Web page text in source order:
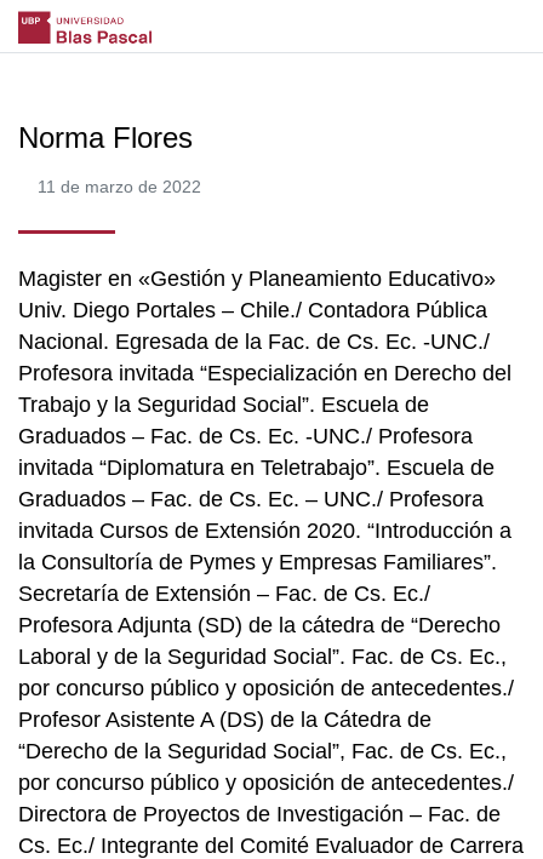
Norma Flores
11 de marzo de 2022
Magister en «Gestión y Planeamiento Educativo»
Univ. Diego Portales – Chile./ Contadora Pública
Nacional. Egresada de la Fac. de Cs. Ec. -UNC./
Profesora invitada “Especialización en Derecho del
Trabajo y la Seguridad Social”. Escuela de
Graduados – Fac. de Cs. Ec. -UNC./ Profesora
invitada “Diplomatura en Teletrabajo”. Escuela de
Graduados – Fac. de Cs. Ec. – UNC./ Profesora
invitada Cursos de Extensión 2020. “Introducción a
la Consultoría de Pymes y Empresas Familiares”.
Secretaría de Extensión – Fac. de Cs. Ec./
Profesora Adjunta (SD) de la cátedra de “Derecho
Laboral y de la Seguridad Social”. Fac. de Cs. Ec.,
por concurso público y oposición de antecedentes./
Profesor Asistente A (DS) de la Cátedra de
“Derecho de la Seguridad Social”, Fac. de Cs. Ec.,
por concurso público y oposición de antecedentes./
Directora de Proyectos de Investigación – Fac. de
Cs. Ec./ Integrante del Comité Evaluador de Carrera